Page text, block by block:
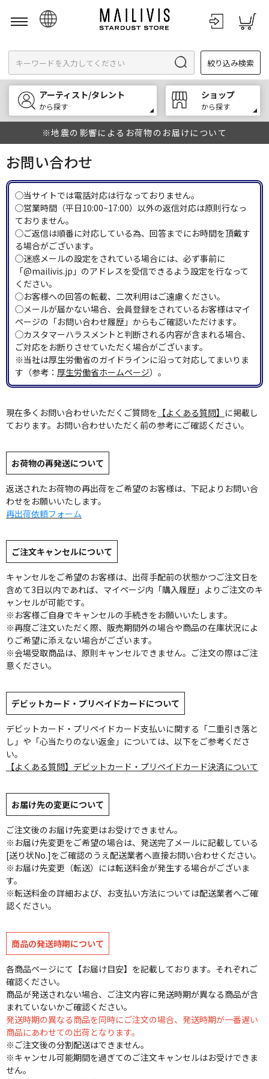
English
한국어
中文
絞り込み検索
アーティスト/タレント
から探す
ショップ
から探す
※地震の影響によるお荷物のお届けについて
お問い合わせ
◯当サイトでは電話対応は行なっておりません。
◯営業時間（平日10:00~17:00）以外の返信対応は原則行なっ
ておりません。
◯ご返信は順番に対応している為、回答までにお時間を頂戴す
る場合がございます。
◯迷惑メールの設定をされている場合には、必ず事前に
「@mailivis.jp」のアドレスを受信できるよう設定を行なって
ください。
◯お客様への回答の転載、二次利用はご遠慮ください。
◯メールが届かない場合、会員登録をされているお客様はマイ
ページの「お問い合わせ履歴」からもご確認いただけます。
◯カスタマーハラスメントと判断される内容が含まれる場合、
ご対応をお断りさせていただく場合がございます。
※当社は厚生労働省のガイドラインに沿って対応してまいりま
す（参考： 厚生労働省ホームページ）。
現在多くお問い合わせいただくご質問を 【よくある質問】 に掲載し
ております。お問い合わせいただく前の参考にご確認ください。
お荷物の再発送について
返送されたお荷物の再出荷をご希望のお客様は、下記よりお問い合
わせをお願いいたします。
再出荷依頼フォーム
ご注文キャンセルについて
キャンセルをご希望のお客様は、出荷手配前の状態かつご注文日を
含めて3日以内であれば、マイページ内「購入履歴」よりご注文のキ
ャンセルが可能です。
※お客様ご自身でキャンセルの手続きをお願いいたします。
※再度ご注文いただく際、販売期間外の場合や商品の在庫状況によ
りご希望に添えない場合がございます。
※会場受取商品は、原則キャンセルできません。ご注文の際はご注
意ください。
デビットカード・プリペイドカードについて
デビットカード・プリペイドカード支払いに関する「二重引き落と
し」や「心当たりのない返金」については、以下をご参考くださ
い。
【よくある質問】デビットカード・プリペイドカード決済について
お届け先の変更について
ご注文後のお届け先変更はお受けできません。
※お届け先変更をご希望の場合は、発送完了メールに記載している
[送り状No.]をご確認のうえ配送業者へ直接お問い合わせください。
※お届け先変更（転送）には転送料金が発生する場合がございま
す。
※転送料金の詳細および、お支払い方法については配送業者へご確
認ください。
商品の発送時期について
各商品ページにて【お届け目安】を記載しております。それぞれご
確認ください。
商品が発送されない場合、ご注文内容に発送時期が異なる商品が含
まれていないかご確認ください。
発送時期の異なる商品を同時にご注文の場合、発送時期が一番遅い
商品にあわせての出荷となります。
※ご注文後の分割配送はできません。
※キャンセル可能期間を過ぎてのご注文キャンセルはお受けできま
せん。